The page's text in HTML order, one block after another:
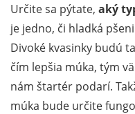
Určite sa pýtate, aký
je jedno, či hladká
Divoké kvasinky budú
čím lepšia múka, tým
nám štartér podarí.
múka bude určite